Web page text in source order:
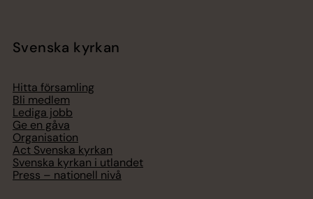
Svenska kyrkan
Hitta församling
Bli medlem
Lediga jobb
Ge en gåva
Organisation
Act Svenska kyrkan
Svenska kyrkan i utlandet
Press – nationell nivå